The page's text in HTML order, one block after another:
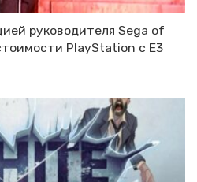
руководителя Sega of
PlayStation с E3